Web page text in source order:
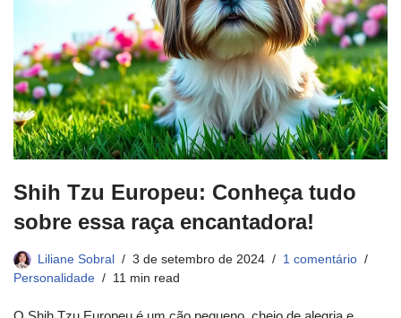
Shih Tzu Europeu: Conheça tudo
sobre essa raça encantadora!
Liliane Sobral 3 de setembro de 2024
1 comentário
Personalidade
11 min read